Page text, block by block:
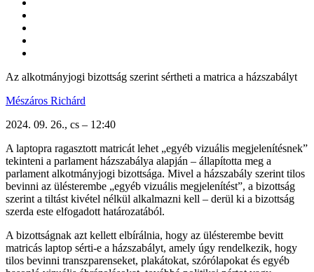
Az alkotmányjogi bizottság szerint sértheti a matrica a házszabályt
Mészáros Richárd
2024. 09. 26., cs – 12:40
A laptopra ragasztott matricát lehet „egyéb vizuális megjelenítésnek”
tekinteni a parlament házszabálya alapján – állapította meg a
parlament alkotmányjogi bizottsága. Mivel a házszabály szerint tilos
bevinni az ülésterembe „egyéb vizuális megjelenítést”, a bizottság
szerint a tiltást kivétel nélkül alkalmazni kell – derül ki a bizottság
szerda este elfogadott határozatából.
A bizottságnak azt kellett elbírálnia, hogy az ülésterembe bevitt
matricás laptop sérti-e a házszabályt, amely úgy rendelkezik, hogy
tilos bevinni transzparenseket, plakátokat, szórólapokat és egyéb